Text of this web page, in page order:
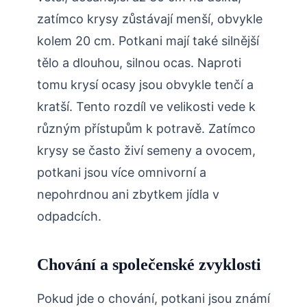
zatímco krysy zůstávají menší, obvykle
kolem 20 cm. Potkani mají také silnější
tělo a dlouhou, silnou ocas. Naproti
tomu krysí ocasy jsou obvykle tenčí a
kratší. Tento rozdíl ve velikosti vede k
různým přístupům k potravě. Zatímco
krysy se často živí semeny a ovocem,
potkani jsou více omnivorní a
nepohrdnou ani zbytkem jídla v
odpadcích.
Chování a společenské zvyklosti
Pokud jde o chování, potkani jsou známí